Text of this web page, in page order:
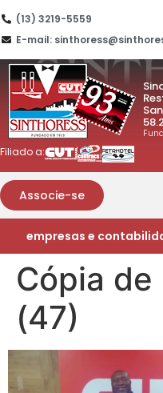
(13) 3219-5559
E-mail:
Filiado a:
Associe-se
empresas e
Cópia de
(47)